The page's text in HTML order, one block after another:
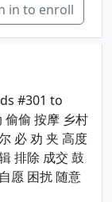
in to enroll
#301 to
偷偷 按摩 乡村
必 劝 夹 高度
排除 成交 鼓
愿 困扰 随意